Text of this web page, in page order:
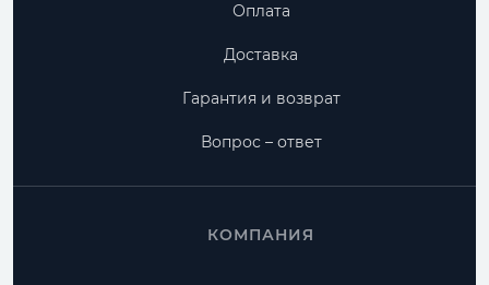
Оплата
Доставка
Гарантия и возврат
Вопрос – ответ
КОМПАНИЯ